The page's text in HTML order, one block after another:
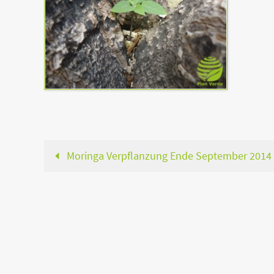
Moringa Verpflanzung Ende September 2014